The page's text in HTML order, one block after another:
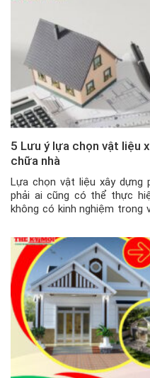
5 Lưu ý lựa chọn vật liệu
chữa nhà
Lựa chọn vật liệu xây dựng
phải ai cũng có thể thực
không có kinh nghiệm trong
và đồng thời […]